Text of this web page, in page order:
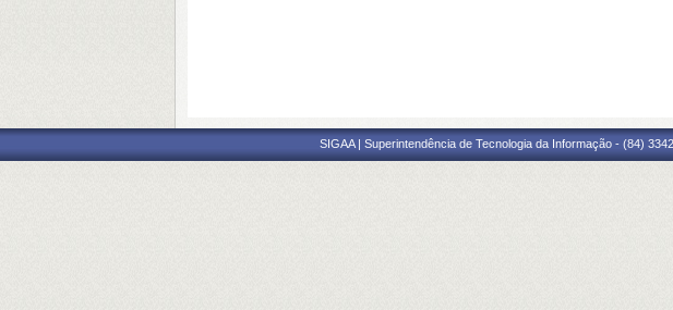
SIGAA | Superintendência de Tecnologia da Informação - (84)